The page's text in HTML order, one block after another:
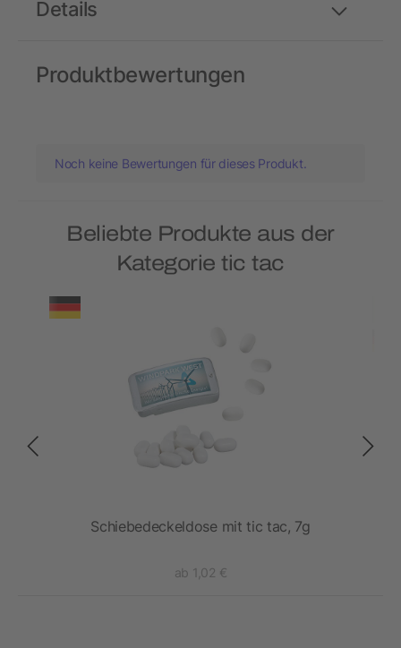
Details
Produktbewertungen
Noch keine Bewertungen für dieses Produkt.
Beliebte Produkte aus der
Kategorie tic tac
Schiebedeckeldose mit tic tac, 7g
ab 1,02 €